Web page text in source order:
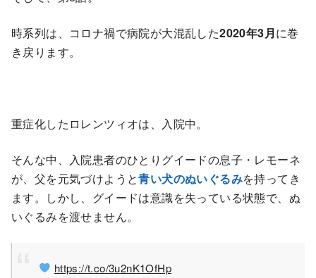
時系列は、コロナ禍で病院が大混乱した2020年3月に巻
き戻ります。
重症化したロレンツィオは、入院中。
そんな中、入院患者のひとりグイードの息子・レモーネ
が、父を元気づけようと青い犬のぬいぐるみを持ってき
ます。しかし、グイードは意識を失っている状態で、ぬ
いぐるみを渡せません。
https://t.co/3u2nK1OfHp